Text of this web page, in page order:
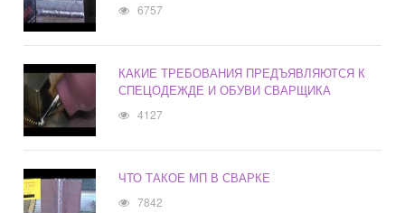
6757
КАКИЕ ТРЕБОВАНИЯ ПРЕДЪЯВЛЯЮТСЯ К
СПЕЦОДЕЖДЕ И ОБУВИ СВАРЩИКА
4127
ЧТО ТАКОЕ МП В СВАРКЕ
7842